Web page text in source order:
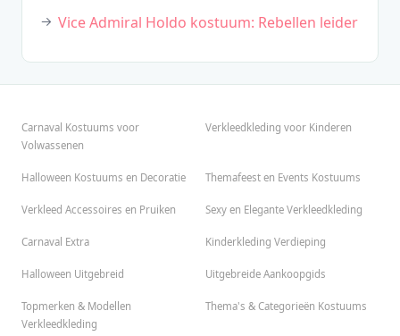
Vice Admiral Holdo kostuum: Rebellen leider
Carnaval Kostuums voor
Volwassenen
Verkleedkleding voor Kinderen
Halloween Kostuums en Decoratie Themafeest en Events Kostuums
Verkleed Accessoires en Pruiken Sexy en Elegante Verkleedkleding
Carnaval Extra Kinderkleding Verdieping
Halloween Uitgebreid Uitgebreide Aankoopgids
Topmerken & Modellen
Verkleedkleding
Thema's & Categorieën Kostuums